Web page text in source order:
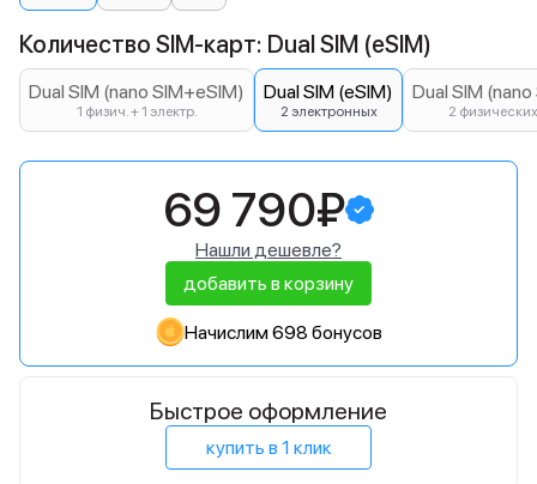
Количество SIM-карт: Dual SIM (eSIM)
Dual SIM (nano SIM+eSIM)
1 физич. + 1 электр.
Dual SIM (eSIM)
2 электронных
Dual SIM
2 физических
69 790₽
Нашли дешевле?
добавить в корзину
Начислим 698 бонусов
Быстрое оформление
купить в 1 клик